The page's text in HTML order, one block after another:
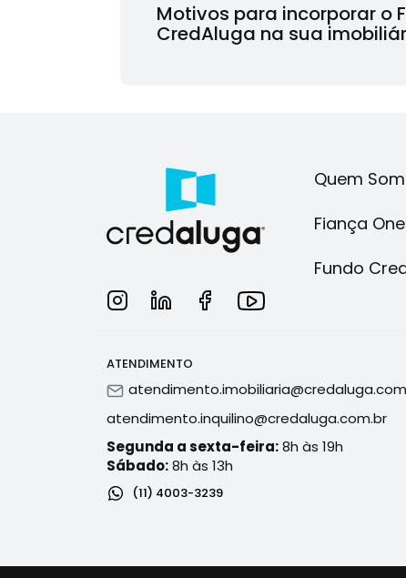
Motivos para incorporar o
CredAluga na sua
Quem
Fiança
Fundo
ATENDIMENTO
atendimento.inquilino@credaluga.com.br
Segunda a sexta-feira:8h às 19h
Sábado:8h às 13h
(11) 4003-3239